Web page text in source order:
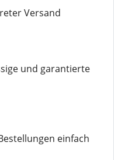
Versand
und garantierte
einfach